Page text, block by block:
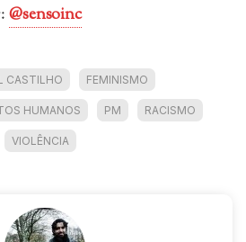
@sensoinc
CASTILHO FEMINISMO
HUMANOS PM RACISMO
VIOLÊNCIA